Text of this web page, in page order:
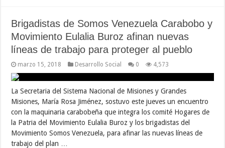
Brigadistas de Somos Venezuela Carabobo y
Movimiento Eulalia Buroz afinan nuevas
líneas de trabajo para proteger al pueblo
marzo 15, 2018 Desarrollo Social 0 4,573
La Secretaria del Sistema Nacional de Misiones y Grandes
Misiones, María Rosa Jiménez, sostuvo este jueves un encuentro
con la maquinaria carabobeña que integra los comité Hogares de
la Patria del Movimiento Eulalia Buroz y los brigadistas del
Movimiento Somos Venezuela, para afinar las nuevas líneas de
trabajo del plan …